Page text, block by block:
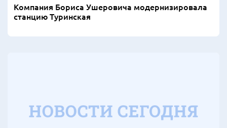
Компания Бориса Ушеровича модернизировала
станцию Туринская